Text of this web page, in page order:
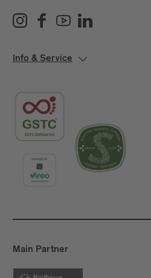
Info & Service
Main Partner